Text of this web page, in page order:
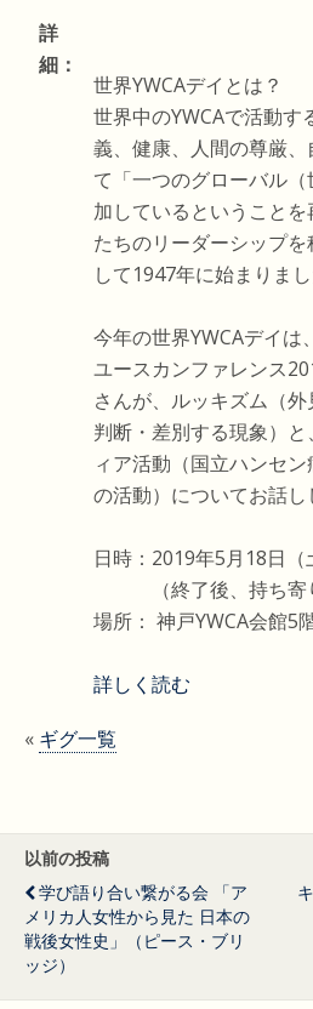
詳
細：
世界YWCAデイとは？
世界中のYWCAで活動
義、健康、人間の尊厳
て「一つのグローバル
加しているということ
たちのリーダーシップ
して1947年に始まりまし
今年の世界YWCAデイは
ユースカンファレンス
さんが、ルッキズム（
判断・差別する現象）
ィア活動（国立ハンセ
の活動）についてお話し
日時：2019年5月18日（
（終了後、持ち寄り
場所： 神戸YWCA会館5
詳しく読む
« ギグ一覧
以前の投稿
学び語り合い繋がる会 「ア
メリカ人女性から見た 日本の
戦後女性史」（ピース・ブリ
ッジ）